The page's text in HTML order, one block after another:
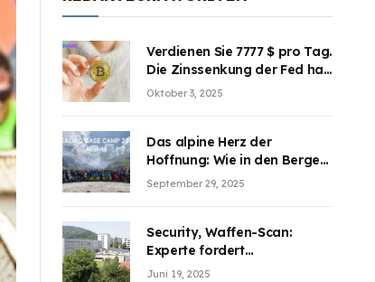
Verdienen Sie 7777 $ pro Tag.
Die Zinssenkung der Fed hat
die Aufmerksamkeit des
teilzuhaben
Oktober 3, 2025
Das alpine Herz der
Hoffnung: Wie in den Bergen
Österreichs die unsichtbaren
September 29, 2025
Security, Waffen-Scan:
Experte fordert
Sicherheitsdiskussion an
Juni 19, 2025